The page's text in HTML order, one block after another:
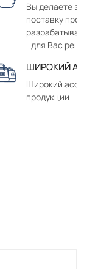
Вы делаете
поставку
для Вас
ШИРОКИЙ
Широкий
продукции